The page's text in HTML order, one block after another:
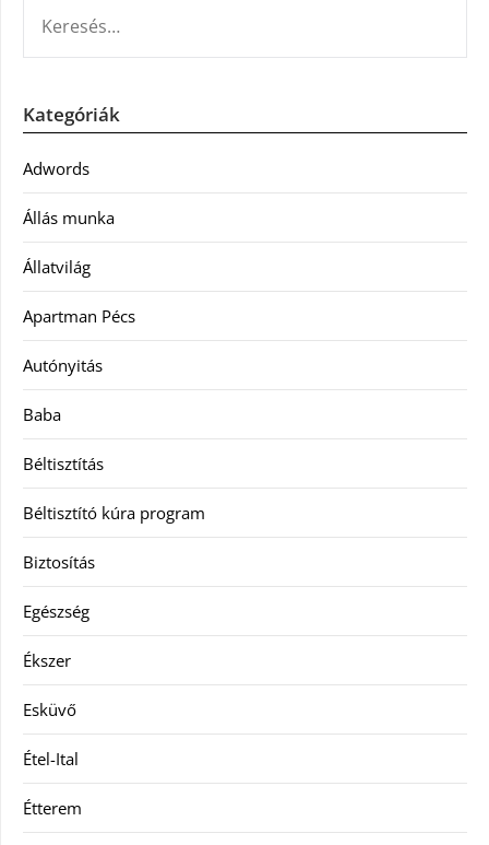
Kategóriák
Adwords
Állás munka
Állatvilág
Apartman Pécs
Autónyitás
Baba
Béltisztítás
Béltisztító kúra program
Biztosítás
Egészség
Ékszer
Esküvő
Étel-Ital
Étterem